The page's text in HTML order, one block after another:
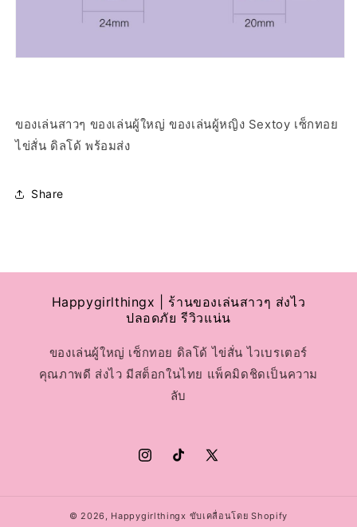
ของเล่นสาวๆ ของเล่นผู้ใหญ่ ของเล่นผู้หญิง Sextoy เซ็กทอย
ไข่สั่น ดิลโด้ พร้อมส่ง
Share
Happygirlthingx | ร้านของเล่นสาวๆ ส่งไว
ปลอดภัย รีวิวแน่น
ของเล่นผู้ใหญ่ เซ็กทอย ดิลโด้ ไข่สั่น ไวเบรเตอร์
คุณภาพดี ส่งไว มีสต็อกในไทย แพ็คมิดชิดเป็นความ
ลับ
InstagramTikTokX
© 2026, Happygirlthingx ขับเคลื่อนโดย Shopify